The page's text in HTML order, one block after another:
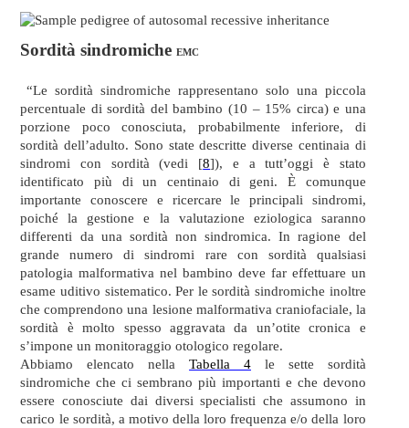
Sordità sindromicheEMC
“Le sordità sindromiche rappresentano solo una piccola
percentuale di sordità del bambino (10 – 15% circa) e una
porzione poco conosciuta, probabilmente inferiore, di
sordità dell’adulto. Sono state descritte diverse centinaia di
sindromi con sordità (vedi [8]), e a tutt’oggi è stato
identificato più di un centinaio di geni. È comunque
importante conoscere e ricercare le principali sindromi,
poiché la gestione e la valutazione eziologica saranno
differenti da una sordità non sindromica. In ragione del
grande numero di sindromi rare con sordità qualsiasi
patologia malformativa nel bambino deve far effettuare un
esame uditivo sistematico. Per le sordità sindromiche inoltre
che comprendono una lesione malformativa craniofaciale, la
sordità è molto spesso aggravata da un’otite cronica e
s’impone un monitoraggio otologico regolare.
Abbiamo elencato nellaTabella 4le sette sordità
sindromiche che ci sembrano più importanti e che devono
essere conosciute dai diversi specialisti che assumono in
carico le sordità, a motivo della loro frequenza e/o della loro